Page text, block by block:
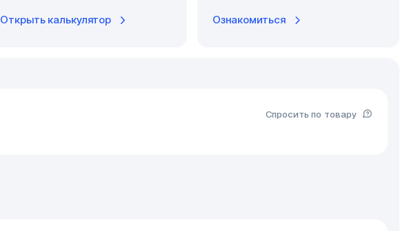
Открыть калькулятор Ознакомиться
Спросить по товару